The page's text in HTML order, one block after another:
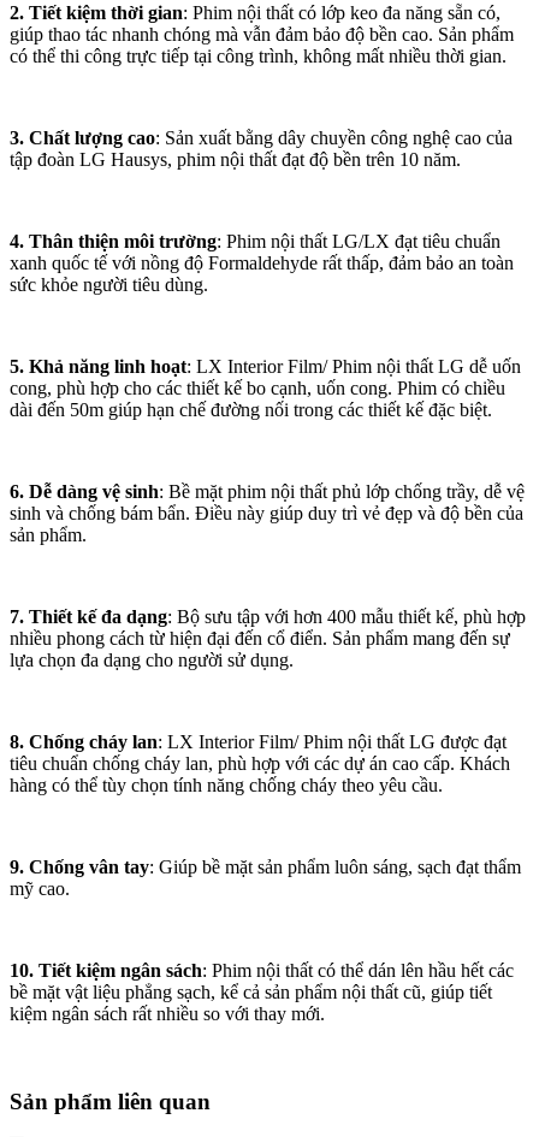
2. Tiết kiệm thời gian: Phim nội thất có lớp keo đa năng sẵn có,
giúp thao tác nhanh chóng mà vẫn đảm bảo độ bền cao. Sản phẩm
có thể thi công trực tiếp tại công trình, không mất nhiều thời gian.
3. Chất lượng cao: Sản xuất bằng dây chuyền công nghệ cao của
tập đoàn LG Hausys, phim nội thất đạt độ bền trên 10 năm.
4. Thân thiện môi trường: Phim nội thất LG/LX đạt tiêu chuẩn
xanh quốc tế với nồng độ Formaldehyde rất thấp, đảm bảo an toàn
sức khỏe người tiêu dùng.
5. Khả năng linh hoạt: LX Interior Film/ Phim nội thất LG dễ uốn
cong, phù hợp cho các thiết kế bo cạnh, uốn cong. Phim có chiều
dài đến 50m giúp hạn chế đường nối trong các thiết kế đặc biệt.
6. Dễ dàng vệ sinh: Bề mặt phim nội thất phủ lớp chống trầy, dễ vệ
sinh và chống bám bẩn. Điều này giúp duy trì vẻ đẹp và độ bền của
sản phẩm.
7. Thiết kế đa dạng: Bộ sưu tập với hơn 400 mẫu thiết kế, phù hợp
nhiều phong cách từ hiện đại đến cổ điển. Sản phẩm mang đến sự
lựa chọn đa dạng cho người sử dụng.
8. Chống cháy lan: LX Interior Film/ Phim nội thất LG được đạt
tiêu chuẩn chống cháy lan, phù hợp với các dự án cao cấp. Khách
hàng có thể tùy chọn tính năng chống cháy theo yêu cầu.
9. Chống vân tay: Giúp bề mặt sản phẩm luôn sáng, sạch đạt thẩm
mỹ cao.
10. Tiết kiệm ngân sách: Phim nội thất có thể dán lên hầu hết các
bề mặt vật liệu phẳng sạch, kể cả sản phẩm nội thất cũ, giúp tiết
kiệm ngân sách rất nhiều so với thay mới.
Sản phẩm liên quan